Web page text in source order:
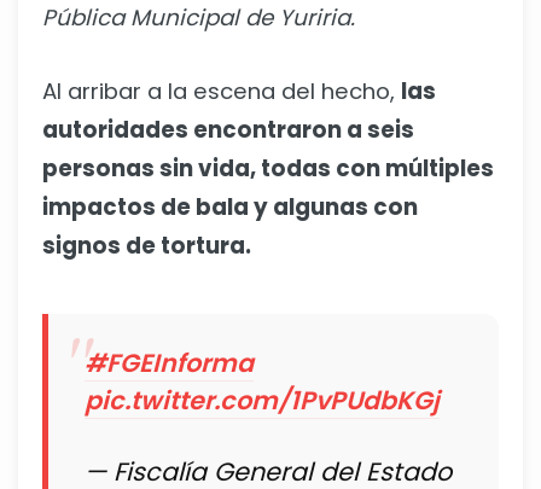
Pública Municipal de Yuriria.
Al arribar a la escena del hecho, las
autoridades encontraron a seis
personas sin vida, todas con múltiples
impactos de bala y algunas con
signos de tortura.
#FGEInforma
pic.twitter.com/1PvPUdbKGj
— Fiscalía General del Estado